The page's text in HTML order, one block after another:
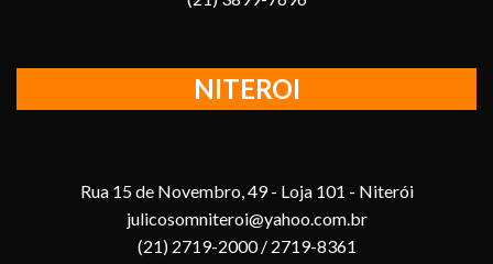
NITEROI
Rua 15 de Novembro, 49 - Loja 101 - Niterói
julicosomniteroi@yahoo.com.br
(21) 2719-2000 / 2719-8361